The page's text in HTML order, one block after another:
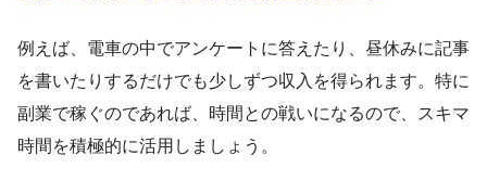
例えば、電車の中でアンケートに答えたり、昼休みに記事
を書いたりするだけでも少しずつ収入を得られます。特に
副業で稼ぐのであれば、時間との戦いになるので、スキマ
時間を積極的に活用しましょう。